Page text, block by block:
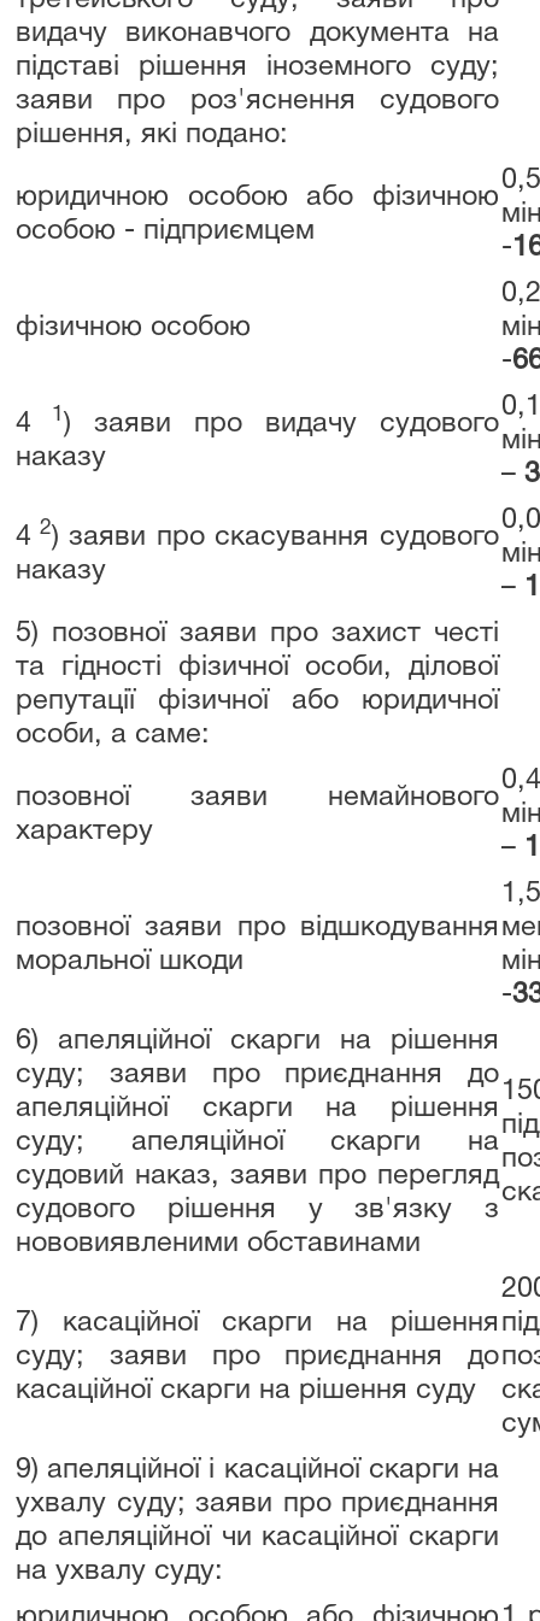
видачу виконавчого документа на
підставі рішення іноземного суду;
заяви про роз'яснення судового
рішення, які подано:
юридичною особою або фізичною
особою - підприємцем
-
фізичною особою
-
4 1 ) заяви про видачу судового
наказу
–
4 2) заяви про скасування судового
наказу
–
5) позовної заяви про захист честі
та гідності фізичної особи, ділової
репутації фізичної або юридичної
особи, а саме:
позовної заяви немайнового
характеру
–
позовної заяви про відшкодування
моральної шкоди
-
6) апеляційної скарги на рішення
суду; заяви про приєднання до
апеляційної скарги на рішення
суду; апеляційної скарги на
судовий наказ, заяви про перегляд
судового рішення у зв'язку з
нововиявленими обставинами
7) касаційної скарги на рішення
суду; заяви про приєднання до
касаційної скарги на рішення суду
9) апеляційної і касаційної скарги на
ухвалу суду; заяви про приєднання
до апеляційної чи касаційної скарги
на ухвалу суду: